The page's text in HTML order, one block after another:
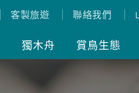
客製旅遊 聯絡我們
獨木舟 賞鳥生態